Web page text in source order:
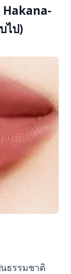
Hakana-
ไป)
ธรรมชาติ